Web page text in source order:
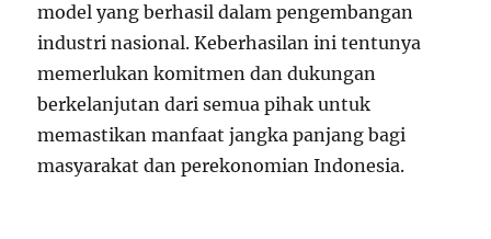
model yang berhasil dalam pengembangan
industri nasional. Keberhasilan ini tentunya
memerlukan komitmen dan dukungan
berkelanjutan dari semua pihak untuk
memastikan manfaat jangka panjang bagi
masyarakat dan perekonomian Indonesia.